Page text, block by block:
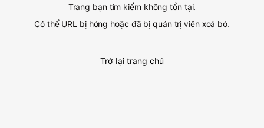
Trang bạn tìm kiếm không tồn tại.
Có thể URL bị hỏng hoặc đã bị quản trị viên xoá bỏ.
Trở lại trang chủ